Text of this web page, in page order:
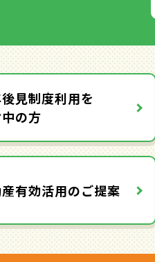
見制度利用を
の方
有効活用のご提案